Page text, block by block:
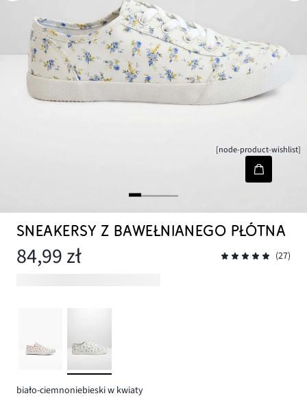
[node-product-wishlist]
SNEAKERSY Z BAWEŁNIANEGO PŁÓTNA
84,99 zł (27)
biało-ciemnoniebieski w kwiaty